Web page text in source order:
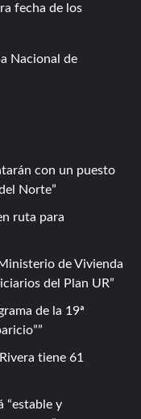
fecha de los
Nacional de
con un puesto
Norte
ruta para
de Vivienda
del Plan UR
de la 19ª
tiene 61
“estable y